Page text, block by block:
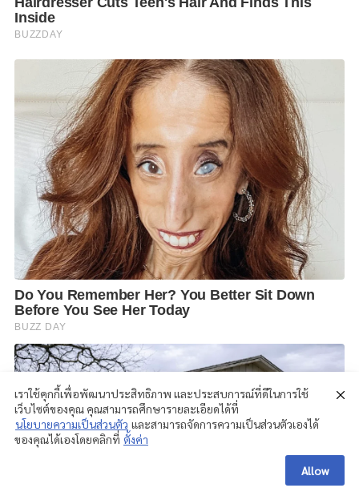
เราใช้คุกกี้เพื่อพัฒนาประสิทธิภาพ และประสบการณ์ที่ดีในการใช้
เว็บไซต์ของคุณ คุณสามารถศึกษารายละเอียดได้ที่
นโยบายความเป็นส่วนตัว และสามารถจัดการความเป็นส่วนตัวเองได้
ของคุณได้เองโดยคลิกที่ ตั้งค่า
Allow